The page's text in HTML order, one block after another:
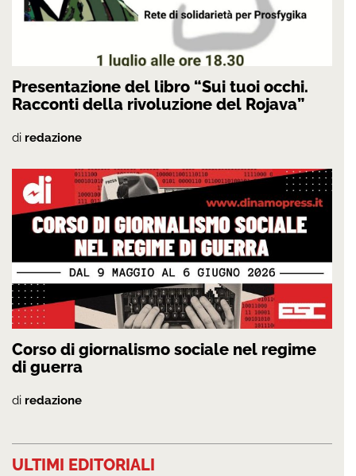
Presentazione del libro “Sui tuoi occhi.
Racconti della rivoluzione del Rojava”
di redazione
Corso di giornalismo sociale nel regime
di guerra
di redazione
ULTIMI EDITORIALI